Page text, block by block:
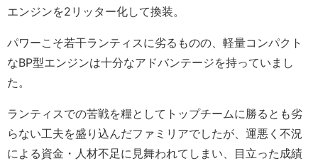
エンジンを2リッター化して換装。
パワーこそ若干ランティスに劣るものの、軽量コンパクト
なBP型エンジンは十分なアドバンテージを持っていまし
た。
ランティスでの苦戦を糧としてトップチームに勝るとも劣
らない工夫を盛り込んだファミリアでしたが、運悪く不況
による資金・人材不足に見舞われてしまい、目立った成績